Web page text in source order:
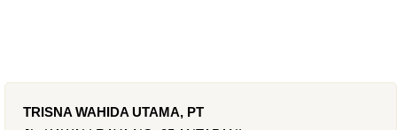
TRISNA WAHIDA UTAMA, PT